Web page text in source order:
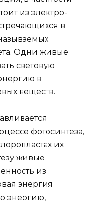
из электро-
в
Одни живые
световую
в
веществ.
фотосинтеза,
их
живые
из
энергия
энергию,